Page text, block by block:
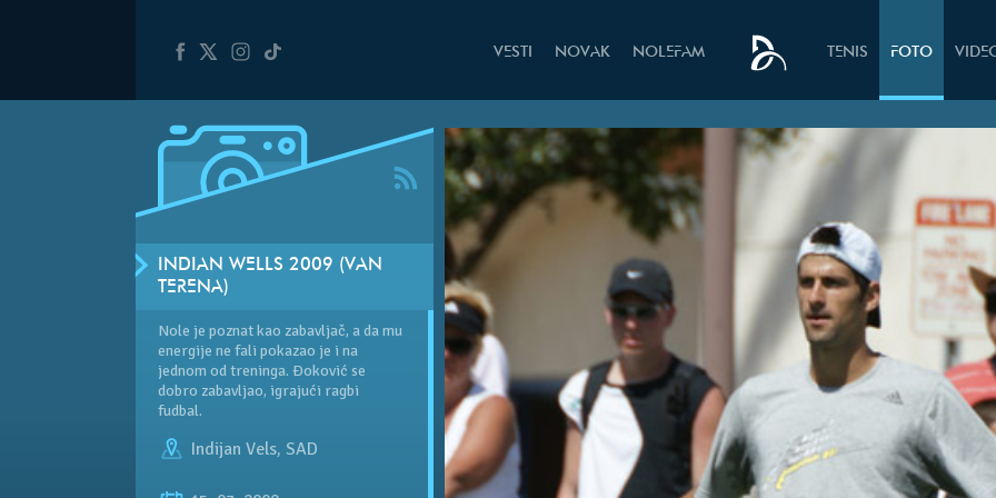
VESTI NOVAK NOLEFAM TENIS FOTO
INDIAN WELLS 2009 (VAN
TERENA)
Nole je poznat kao zabavljač, a da mu
energije ne fali pokazao je i na
jednom od treninga. Đoković se
dobro zabavljao, igrajući ragbi
fudbal.
Indijan Vels, SAD